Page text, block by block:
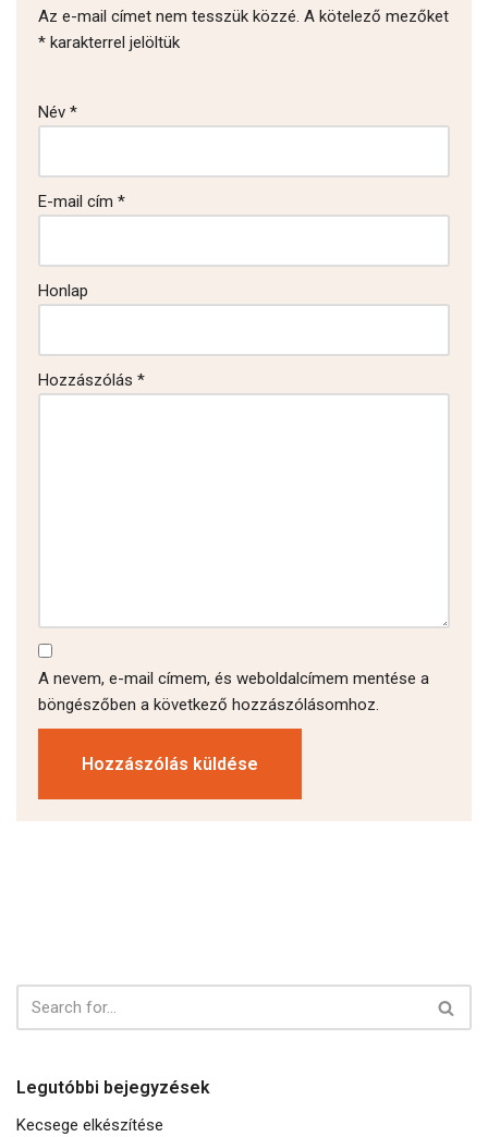
Az e-mail címet nem tesszük közzé. A kötelező mezőket
* karakterrel jelöltük
Név *
E-mail cím *
Honlap
Hozzászólás *
A nevem, e-mail címem, és weboldalcímem mentése a
böngészőben a következő hozzászólásomhoz.
Legutóbbi bejegyzések
Kecsege elkészítése